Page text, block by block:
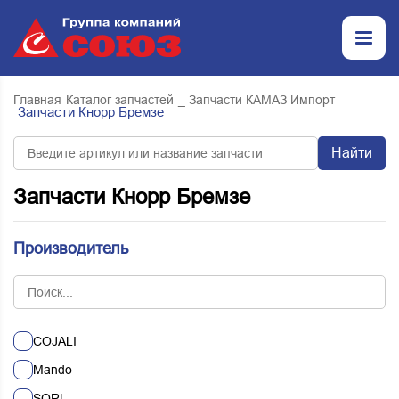
Главная Каталог запчастей _ Запчасти КАМАЗ Импорт
Запчасти Кнорр Бремзе
Найти
Запчасти Кнорр Бремзе
Производитель
COJALI
Mando